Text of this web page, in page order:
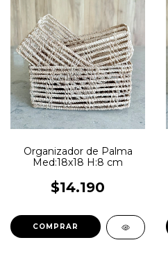
Organizador de Palma
Med:18x18 H:8 cm
$14.190